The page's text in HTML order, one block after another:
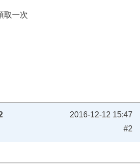
取一次
2016-12-12 15:47
#2